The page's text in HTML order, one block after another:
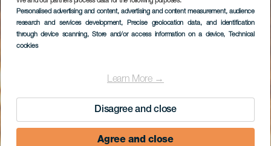
Personalised advertising and content, advertising and content measurement, audience
research and services development, Precise geolocation data, and identification
through device scanning, Store and/or access information on a device, Technical
cookies
Learn More →
Disagree and close
Agree and close